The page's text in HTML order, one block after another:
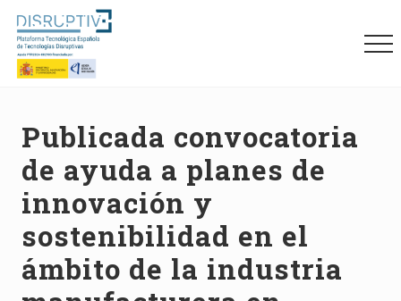
Menu
Skip
main
content
Skip
primary
sidebar
Skip
footer
Publicada convocatoria
de ayuda a planes de
innovación y
sostenibilidad en el
ámbito de la industria